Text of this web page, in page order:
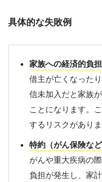
具体的な失敗例
家族への経済的負担
借主が亡くなった
信未加入だと家族
ことになります。
するリスクがありま
特約（がん保険な
がんや重大疾病の
負担が発生し、家